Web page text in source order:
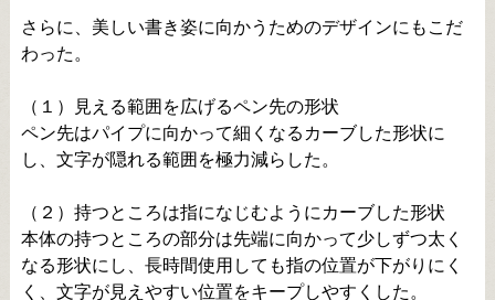
さらに、美しい書き姿に向かうためのデザインにもこだ
わった。
（１）見える範囲を広げるペン先の形状
ペン先はパイプに向かって細くなるカーブした形状に
し、文字が隠れる範囲を極力減らした。
（２）持つところは指になじむようにカーブした形状
本体の持つところの部分は先端に向かって少しずつ太く
なる形状にし、長時間使用しても指の位置が下がりにく
く、文字が見えやすい位置をキープしやすくした。